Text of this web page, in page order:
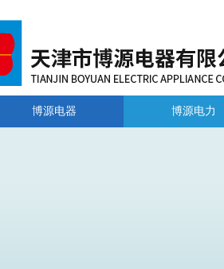
博源电器 博源电力